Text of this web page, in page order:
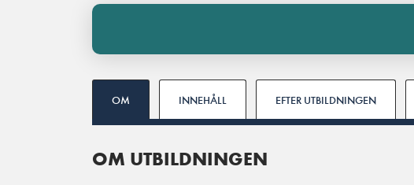
OM INNEHÅLL EFTER UTBILDNINGEN
OM UTBILDNINGEN